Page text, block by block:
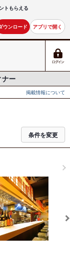
トもらえる
ウンロード アプリで開く
ナー
掲載情報について
条件を変更